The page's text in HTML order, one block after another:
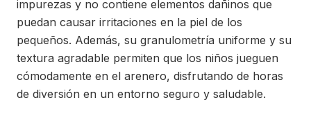
impurezas y no contiene elementos dañinos que
puedan causar irritaciones en la piel de los
pequeños. Además, su granulometría uniforme y su
textura agradable permiten que los niños jueguen
cómodamente en el arenero, disfrutando de horas
de diversión en un entorno seguro y saludable.